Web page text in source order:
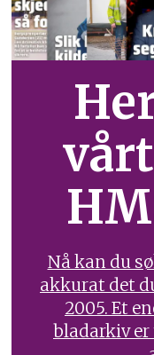
Nå kan du
akkurat det
2005. Et
bladarkiv